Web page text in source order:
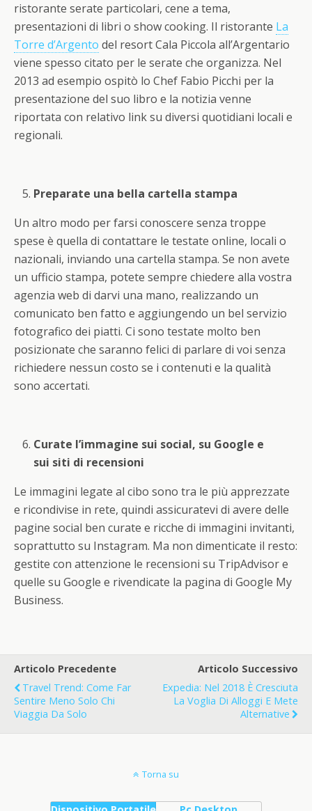
ristorante serate particolari, cene a tema,
presentazioni di libri o show cooking. Il ristorante La
Torre d’Argento del resort Cala Piccola all’Argentario
viene spesso citato per le serate che organizza. Nel
2013 ad esempio ospitò lo Chef Fabio Picchi per la
presentazione del suo libro e la notizia venne
riportata con relativo link su diversi quotidiani locali e
regionali.
Preparate una bella cartella stampa
Un altro modo per farsi conoscere senza troppe
spese è quella di contattare le testate online, locali o
nazionali, inviando una cartella stampa. Se non avete
un ufficio stampa, potete sempre chiedere alla vostra
agenzia web di darvi una mano, realizzando un
comunicato ben fatto e aggiungendo un bel servizio
fotografico dei piatti. Ci sono testate molto ben
posizionate che saranno felici di parlare di voi senza
richiedere nessun costo se i contenuti e la qualità
sono accertati.
Curate l’immagine sui social, su Google e
sui siti di recensioni
Le immagini legate al cibo sono tra le più apprezzate
e ricondivise in rete, quindi assicuratevi di avere delle
pagine social ben curate e ricche di immagini invitanti,
soprattutto su Instagram. Ma non dimenticate il resto:
gestite con attenzione le recensioni su TripAdvisor e
quelle su Google e rivendicate la pagina di Google My
Business.
Articolo Precedente
Travel Trend: Come Far
Sentire Meno Solo Chi
Viaggia Da Solo
Articolo Successivo
Expedia: Nel 2018 È Cresciuta
La Voglia Di Alloggi E Mete
Alternative
Torna su